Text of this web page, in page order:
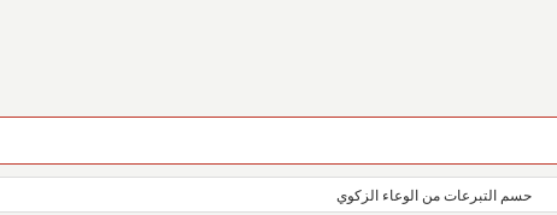
حسم التبرعات من الوعاء الزكوي